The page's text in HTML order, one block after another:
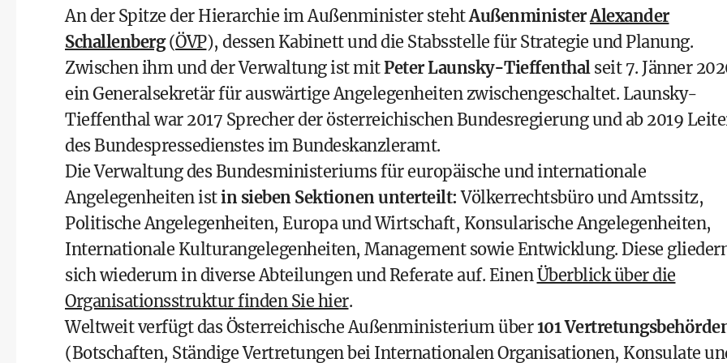
An der Spitze der Hierarchie im Außenminister stehtAußenministerAlexander
Schallenberg(ÖVP), dessen Kabinett und die Stabsstelle für Strategie und Planung.
Zwischen ihm und der Verwaltung ist mitPeter Launsky-Tieffenthalseit 7. Jänner
ein Generalsekretär für auswärtige Angelegenheiten zwischengeschaltet. Launsky-
Tieffenthal war 2017 Sprecher der österreichischen Bundesregierung und ab 2019
des Bundespressedienstes im Bundeskanzleramt.
Die Verwaltung des Bundesministeriums für europäische und internationale
Angelegenheiten istin sieben Sektionen unterteilt: Völkerrechtsbüro und Amtssitz,
Politische Angelegenheiten, Europa und Wirtschaft, Konsularische Angelegenheiten,
Internationale Kulturangelegenheiten, Management sowie Entwicklung. Diese
sich wiederum in diverse Abteilungen und Referate auf. EinenÜberblick über die
Organisationsstruktur finden Sie hier.
Weltweit verfügt das Österreichische Außenministerium über101
(Botschaften, Ständige Vertretungen bei Internationalen Organisationen, Konsulate